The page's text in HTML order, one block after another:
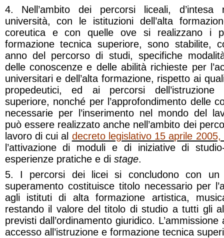
4. Nell’ambito dei percorsi liceali, d’intesa
università, con le istituzioni dell’alta
coreutica e con quelle ove si realizzano i
formazione tecnica superiore, sono stabilite,
anno del percorso di studi, specifiche
delle conoscenze e delle abilità richieste per
universitari e dell’alta formazione, rispetto ai
propedeutici, ed ai percorsi
superiore, nonché per l’approfondimento delle
necessarie per l’inserimento nel mondo del
può essere realizzato anche nell’ambito dei
lavoro di cui al decreto legislativo 15 aprile 2005,
l’attivazione di moduli e di iniziative di
esperienze pratiche e di stage.
5. I percorsi dei licei si concludono con
superamento costituisce titolo necessario per
agli istituti di alta formazione artistica,
restando il valore del titolo di studio a tutti gli
previsti dall’ordinamento giuridico.
accesso all’istruzione e formazione tecnica